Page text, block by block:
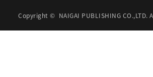
Copyright © NAIGAI PUBLISHING CO.,LTD.